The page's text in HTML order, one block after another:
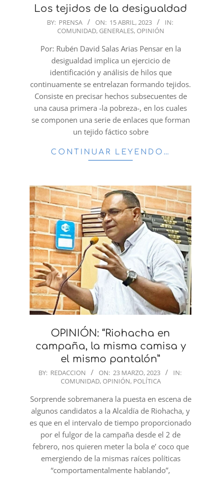
Los tejidos de la desigualdad
2023-BY: PRENSA ON: 15 ABRIL, 2023
IN:
COMUNIDAD, GENERALES, OPINIÓN
Por: Rubén David Salas Arias Pensar en la
desigualdad implica un ejercicio de
identificación y análisis de hilos que
continuamente se entrelazan formando tejidos.
Consiste en precisar hechos subsecuentes de
una causa primera -la pobreza-, en los cuales
se componen una serie de enlaces que forman
un tejido fáctico sobre
CONTINUAR LEYENDO…
OPINIÓN: “Riohacha en
campaña, la misma camisa y
el mismo pantalón”
2023-
23
BY: REDACCION ON: 23 MARZO, 2023
IN:
COMUNIDAD, OPINIÓN, POLÍTICA
Sorprende sobremanera la puesta en escena de
algunos candidatos a la Alcaldía de Riohacha, y
es que en el intervalo de tiempo proporcionado
por el fulgor de la campaña desde el 2 de
febrero, nos quieren meter la bola e’ coco que
emergiendo de la mismas raíces políticas
“comportamentalmente hablando”,